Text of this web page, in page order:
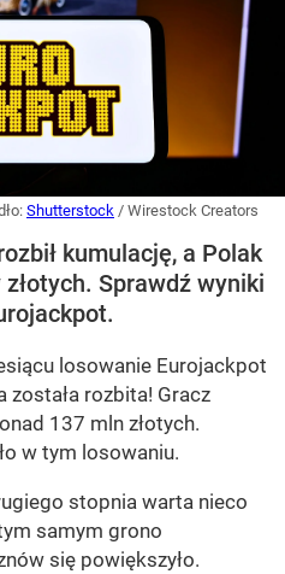
Shutterstock / Wirestock Creators
kumulację, a Polak
Sprawdź wyniki
losowanie Eurojackpot
została rozbita! Gracz
137 mln złotych.
w tym losowaniu.
stopnia warta nieco
samym grono
się powiększyło.